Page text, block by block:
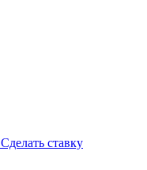
Сделать ставку